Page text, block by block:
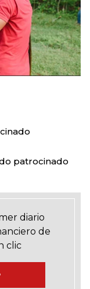
patrocinado
diario
de
clic